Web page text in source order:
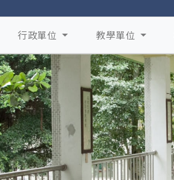
行政單位 教學單位